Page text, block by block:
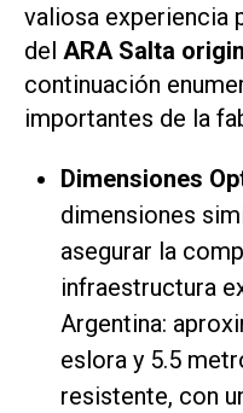
valiosa experiencia
del ARA Salta
continuación
importantes de la
Dimensiones
dimensiones
asegurar la
infraestructura
Argentina:
eslora y 5.5
resistente, con